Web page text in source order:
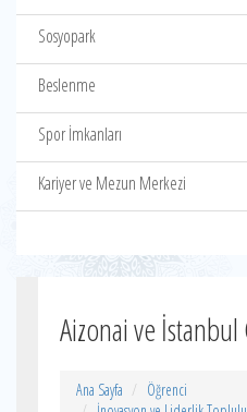
Sosyopark
Beslenme
Spor İmkanları
Kariyer ve Mezun Merkezi
Aizonai ve İstanbul
Ana Sayfa
Öğrenci